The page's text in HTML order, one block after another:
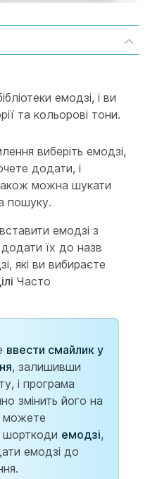
емодзі, і ви
та кольорові тони.
виберіть емодзі,
додати, і
можна шукати
пошуку.
емодзі з
їх до назв
які ви вибираєте
Часто
ввести смайлик у
, залишивши
і програма
змінить його на
можете
шорткоди емодзі,
емодзі до